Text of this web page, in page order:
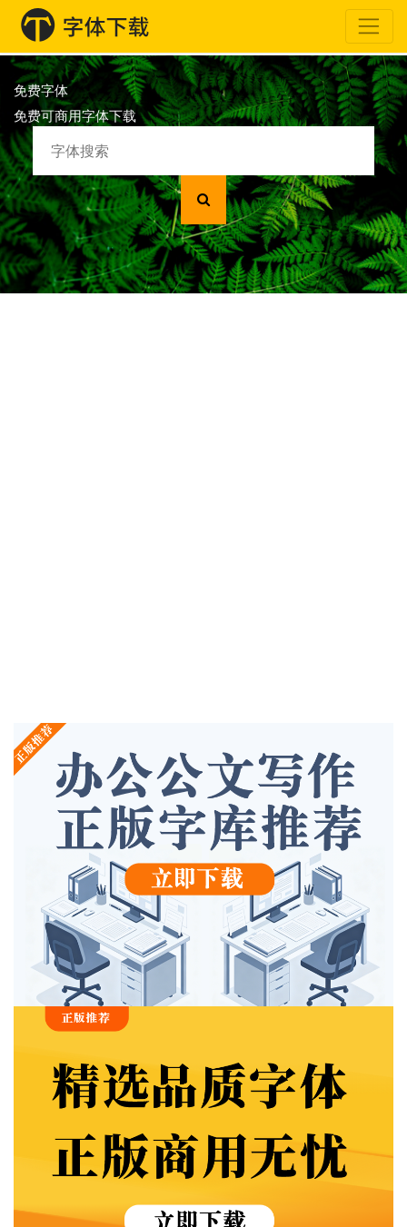
免费字体
免费可商用字体下载